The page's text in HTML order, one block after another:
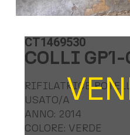
CT1469530
COLLI GP1-
RIFILATRICE
USATO/A
ANNO: 2014
COLORE: VERDE